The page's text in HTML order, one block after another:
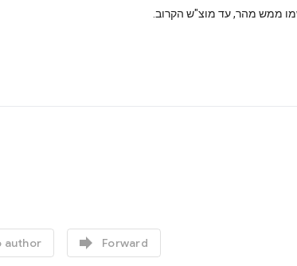
ממש מהר, עד מוצ"ש הקרוב.
author  Forward